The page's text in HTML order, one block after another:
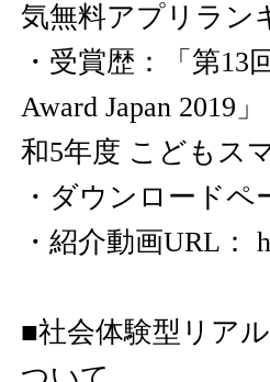
気無料アプリラン
・受賞歴：「第13
Award Japan 2019
和5年度 こどもス
・ダウンロードペ
・紹介動画URL：
■社会体験型リア